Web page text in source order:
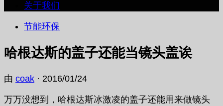
关于我们
节能环保
哈根达斯的盖子还能当镜头盖诶
由 coak · 2016/01/24
万万没想到，哈根达斯冰激凌的盖子还能用来做镜头